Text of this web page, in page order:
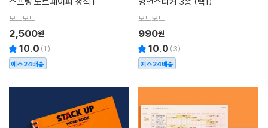
모트모트
2,500원
10.0 (1)
예스24배송
모트모트
990원
10.0 (3)
예스24배송